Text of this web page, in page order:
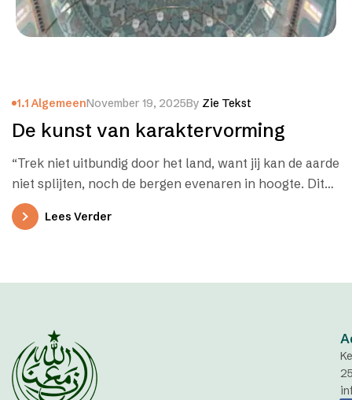
1.1 AlgemeenNovember 19, 2025By Zie Tekst
De kunst van karaktervorming
“Trek niet uitbundig door het land, want jij kan de aarde
niet splijten, noch de bergen evenaren in hoogte. Dit…
Lees Verder